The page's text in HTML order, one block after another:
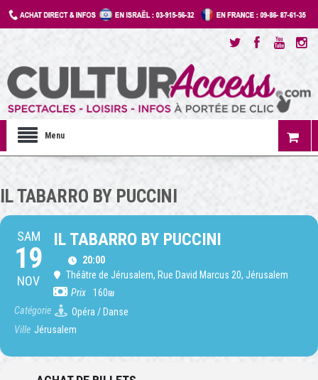
Menu
IL TABARRO BY PUCCINI
SAM
19
NOV
IL TABARRO BY PUCCINI
20:00
Théâtre de Jérusalem, Rue David Marcus 20, Jérusalem
Prix
160₪
Catégorie
Opéra / Danse
Ville Jérusalem